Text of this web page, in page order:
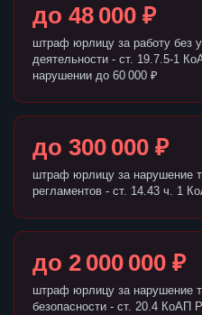
до 48 000 ₽
штраф юрлицу за работу без
деятельности - ст. 19.7.5-1
нарушении до 60 000 ₽
до 300 000 ₽
штраф юрлицу за нарушение
регламентов - ст. 14.43 ч. 1
до 2 000 000 ₽
штраф юрлицу за нарушение
безопасности - ст. 20.4 КоАП